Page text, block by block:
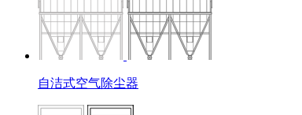
自洁式空气除尘器